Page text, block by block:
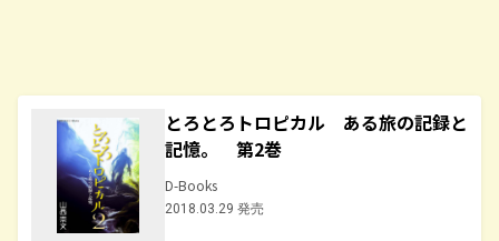
とろとろトロピカル ある旅の記録と
記憶。 第2巻
D-Books
2018.03.29 発売